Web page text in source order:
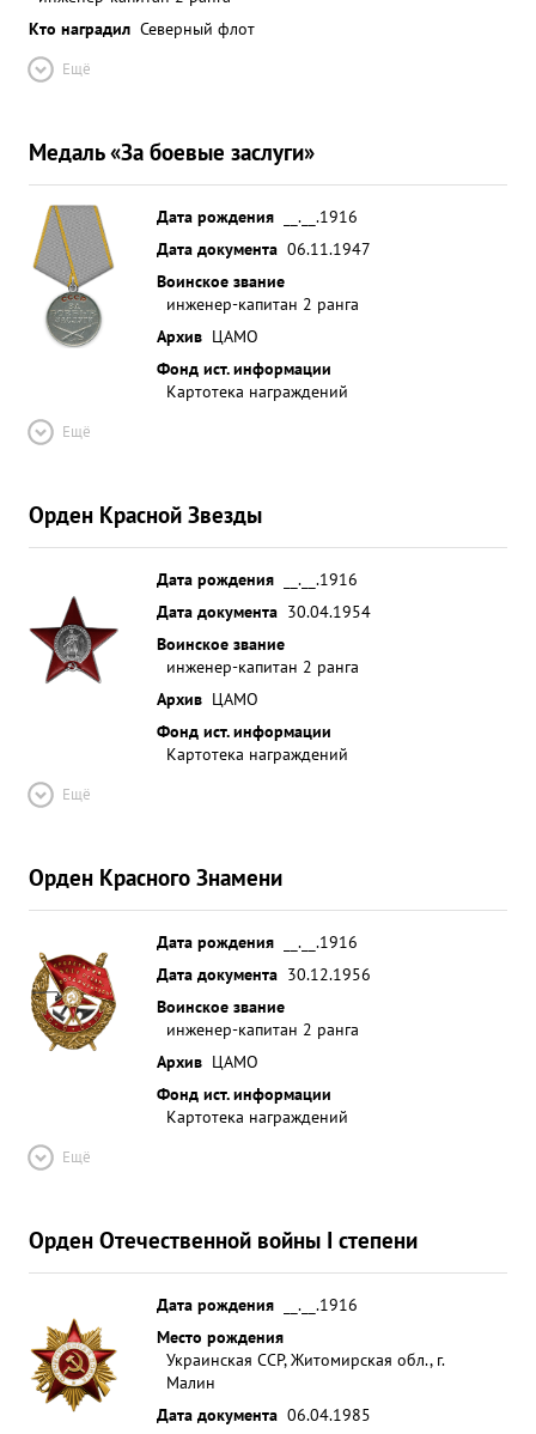
Кто наградил Северный флот
Ещё
Медаль «За боевые заслуги»
Дата рождения
__.__.1916
Дата документа 06.11.1947
Воинское звание
инженер-капитан 2 ранга
Архив ЦАМО
Фонд ист. информации
Картотека награждений
Ещё
Орден Красной Звезды
Дата рождения
__.__.1916
Дата документа 30.04.1954
Воинское звание
инженер-капитан 2 ранга
Архив ЦАМО
Фонд ист. информации
Картотека награждений
Ещё
Орден Красного Знамени
Дата рождения
__.__.1916
Дата документа 30.12.1956
Воинское звание
инженер-капитан 2 ранга
Архив ЦАМО
Фонд ист. информации
Картотека награждений
Ещё
Орден Отечественной войны I степени
Дата рождения
__.__.1916
Место рождения
Украинская ССР, Житомирская обл., г.
Малин
Дата документа 06.04.1985